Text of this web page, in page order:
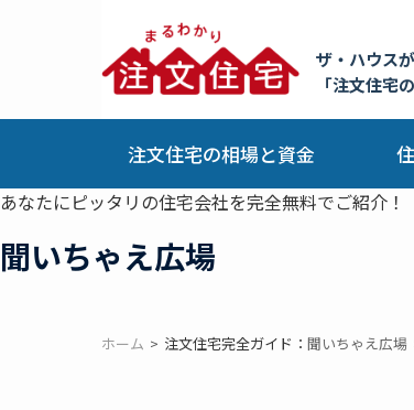
ザ・ハウス
「注文住宅
注文住宅の相場と資金
あなたにピッタリの住宅会社を完全無料でご紹介！
聞いちゃえ広場
ホーム 注文住宅完全ガイド： 聞いちゃえ広場